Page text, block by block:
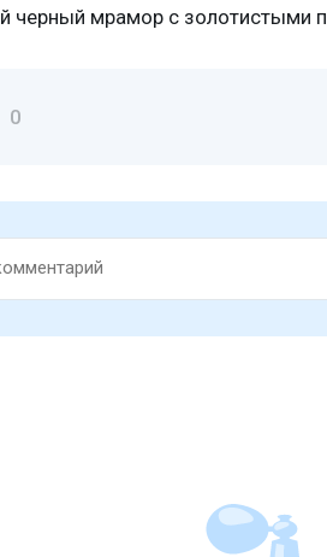
черный мрамор с золотистыми
0